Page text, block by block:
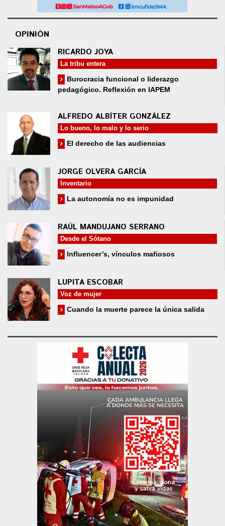
OPINIÓN
RICARDO JOYA
La tribu entera
Burocracia funcional o liderazgo
pedagógico. Reflexión en IAPEM
ALFREDO ALBÍTER GONZÁLEZ
Lo bueno, lo malo y lo serio
El derecho de las audiencias
JORGE OLVERA GARCÍA
Inventario
La autonomía no es impunidad
RAÚL MANDUJANO SERRANO
Desde el Sótano
Influencer’s, vínculos mafiosos
LUPITA ESCOBAR
Voz de mujer
Cuando la muerte parece la única salida